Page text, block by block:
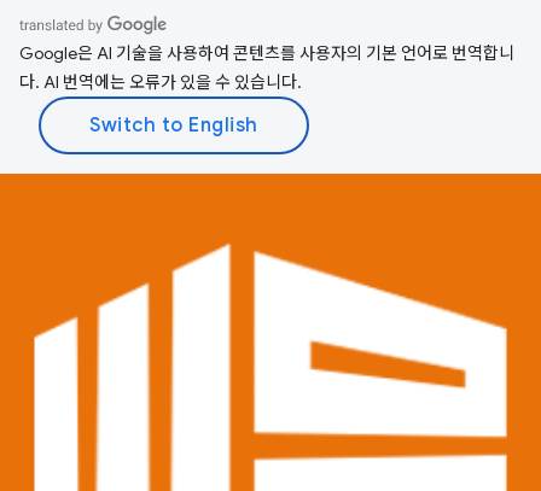
Google은 AI 기술을 사용하여 콘텐츠를 사용자의 기본 언어로 번역합니
다. AI 번역에는 오류가 있을 수 있습니다.